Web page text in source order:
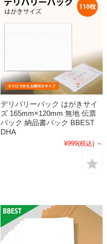
デリバリーパック はがきサイ
ズ 165mm×120mm 無地 伝票
パック 納品書パック BBEST
DHA
¥999(税込) ～